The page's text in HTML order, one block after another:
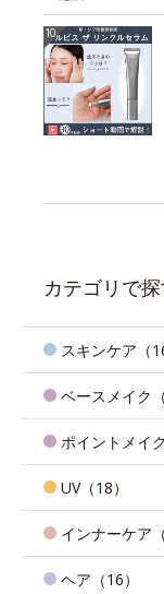
カテゴリで
スキンケア（
ベースメイク（
ポイントメイ
UV（18）
インナーケア
ヘア（16）